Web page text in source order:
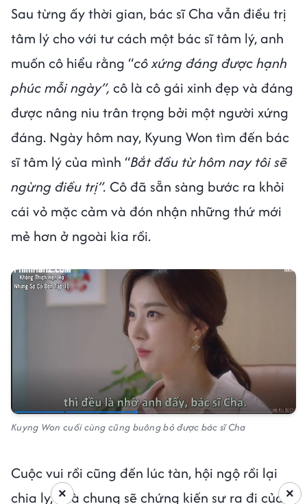
Sau từng ấy thời gian, bác sĩ Cha vẫn điều trị
tâm lý cho với tư cách một bác sĩ tâm lý, anh
muốn cô hiểu rằng “cô xứng đáng được hạnh
phúc mỗi ngày”, cô là cô gái xinh đẹp và đáng
được nâng niu trân trọng bởi một người xứng
đáng. Ngày hôm nay, Kyung Won tìm đến bác
sĩ tâm lý của mình “Bắt đầu từ hôm nay tôi sẽ
ngừng điều trị”. Cô đã sẵn sàng bước ra khỏi
cái vỏ mặc cảm và đón nhận những thứ mới
mẻ hơn ở ngoài kia rồi.
Kuyng Won cuối cùng cũng buông bỏ được bác sĩ Cha
Cuộc vui rồi cũng đến lúc tàn, hội ngộ rồi lại
chia ly, nhà chung sẽ chứng kiến sự ra đi của×
×